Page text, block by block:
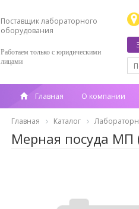
Поставщик лабораторного
оборудования
Работаем только с юридическими
лицами
Главная О компании
Главная Каталог
Мерная посуда МП